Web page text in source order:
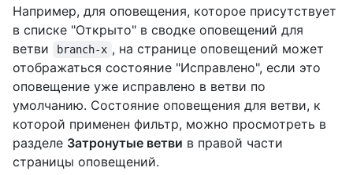
Например, для оповещения, которое присутствует
в списке "Открыто" в сводке оповещений для
ветви
branch-x , на странице оповещений может
отображаться состояние "Исправлено", если это
оповещение уже исправлено в ветви по
умолчанию. Состояние оповещения для ветви, к
которой применен фильтр, можно просмотреть в
разделе Затронутые ветви в правой части
страницы оповещений.